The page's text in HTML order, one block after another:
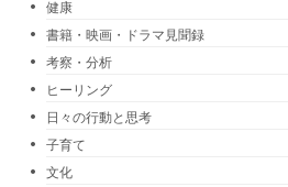
健康
書籍・映画・ドラマ見聞録
考察・分析
ヒーリング
日々の行動と思考
子育て
文化